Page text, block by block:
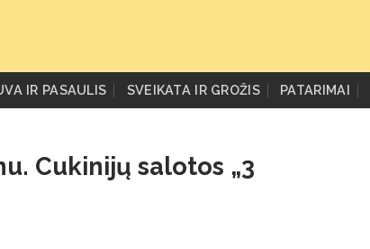
IR PASAULIS SVEIKATA IR GROŽIS PATARIMAI
Cukinijų salotos „3